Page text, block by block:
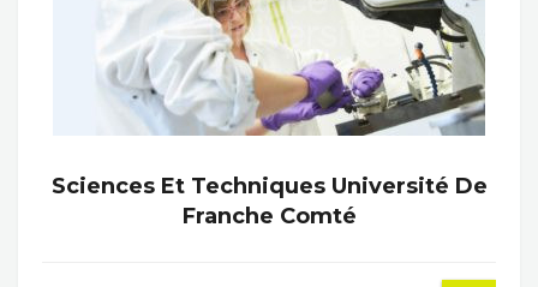
Sciences Et Techniques Université De
Franche Comté